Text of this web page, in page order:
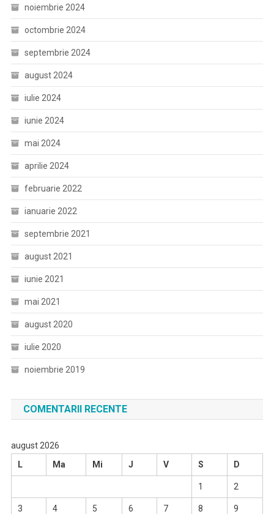
noiembrie 2024
octombrie 2024
septembrie 2024
august 2024
iulie 2024
iunie 2024
mai 2024
aprilie 2024
februarie 2022
ianuarie 2022
septembrie 2021
august 2021
iunie 2021
mai 2021
august 2020
iulie 2020
noiembrie 2019
COMENTARII RECENTE
august 2026
L
Ma Mi J V S D
1 2
3 4 5 6 7 8 9